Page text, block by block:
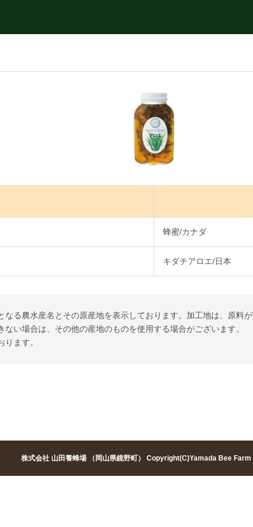
蜂蜜/カナダ
キダチアロエ/日本
る農水産名とその原産地を表示しております。加工地は、原料
い場合は、その他の産地のものを使用する場合がございます。
ます。
株式会社 山田養蜂場 （岡山県鏡野町） Copyright(C)Yamada Bee